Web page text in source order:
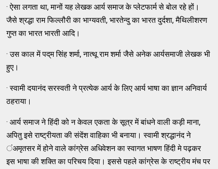
· ऐसा लगता था, मानों यह लेखक आर्य समाज के प्‍लेटफार्म से बोल रहे हों।
जैसे श्रद्धा राम फिल्‍लौरी का भाग्‍यवती, भारतेन्‍दु का भारत दुर्दशा, मैथिलीशरण
गुप्‍त का भारत भारती आदि।
· उस काल में पद्‌म सिंह शर्मा, नात्‍थू राम शर्मा जैसे अनेक आर्यसमाजी लेखक भी
हुए।
· स्‍वामी दयानंद सरस्‍वती ने प्रत्‍येक आर्य के लिए आर्य भाषा का ज्ञान अनिवार्य
ठहराया।
· आर्य समाज ने हिंदी को न केवल एकता के सूत्र में बांधने वाली कड़ी माना,
अपितु इसे राष्‍ट्रीयता की संदेंश वाहिका भी बनाया। स्‍वामी श्रद्धानंद ने
ंअमृतसर में होने वाले कांग्रेस अधिवेशन का स्‍वागत भाषण हिंदी मे पढ़कर
इस भाषा की शक्‍ति का परिचय दिया। इससे पहले कांग्रेस के राष्‍ट्रीय मंच पर